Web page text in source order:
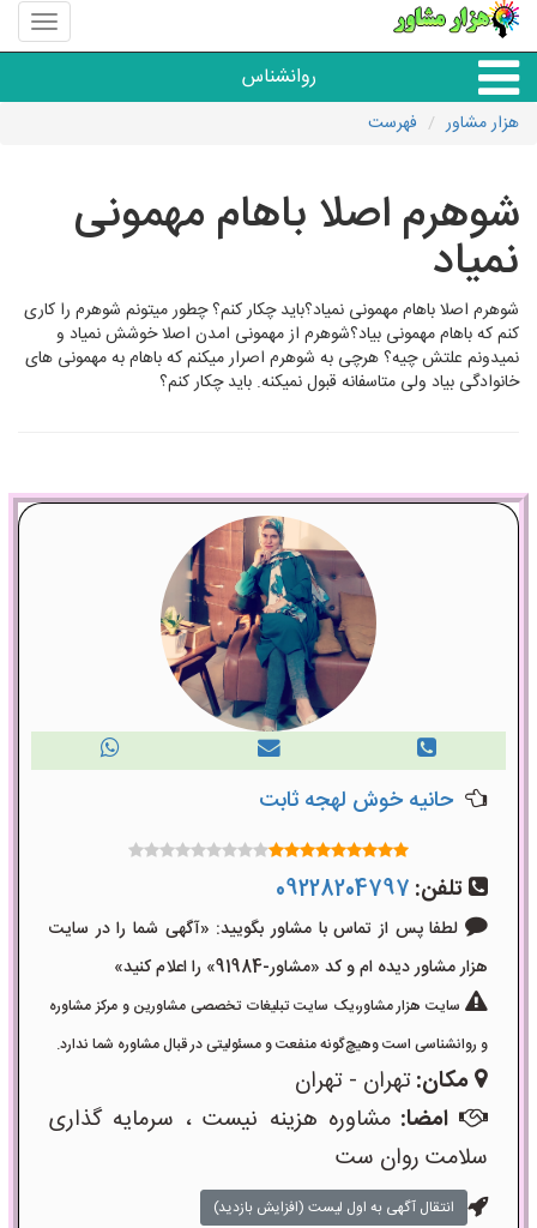
منوی
سایت
مشاور
روانشناس
گروه روانشناسی
هزار مشاور فهرست
شوهرم اصلا باهام مهمونی
نمیاد
شوهرم اصلا باهام مهمونی نمیاد؟باید چکار کنم؟ چطور میتونم شوهرم را کاری
کنم که باهام مهمونی بیاد؟شوهرم از مهمونی امدن اصلا خوشش نمیاد و
نمیدونم علتش چیه؟ هرچی به شوهرم اصرار میکنم که باهام به مهمونی های
خانوادگی بیاد ولی متاسفانه قبول نمیکنه. باید چکار کنم؟
حانیه خوش لهجه ثابت
تلفن: 09228204797
لطفا پس از تماس با مشاور بگویید: «آگهی شما را در سایت
هزار مشاور دیده ام و کد «مشاور-91984» را اعلام کنید»
سایت هزار مشاور،یک سایت تبلیغات تخصصی مشاورین و مرکز مشاوره
و روانشناسی است وهیچ‌گونه منفعت و مسئولیتی در قبال مشاوره شما ندارد.
مکان:تهران - تهران
امضا:مشاوره هزینه نیست ، سرمایه گذاری
سلامت روان ست
انتقال آگهی به اول لیست (افزایش بازدید)